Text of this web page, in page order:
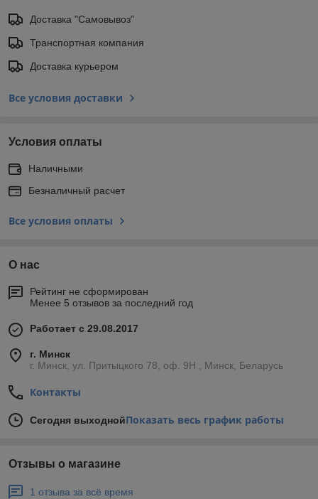
Доставка "Самовывоз"
Транспортная компания
Доставка курьером
Все условия доставки
Условия оплаты
Наличными
Безналичный расчет
Все условия оплаты
О нас
Рейтинг не сформирован
Менее 5 отзывов за последний год
Работает с 29.08.2017
г. Минск
г. Минск, ул. Притыцкого 78, оф. 9Н , Минск, Беларусь
Контакты
Сегодня выходнойПоказать весь график работы
Отзывы о магазине
1 отзыва за всё время